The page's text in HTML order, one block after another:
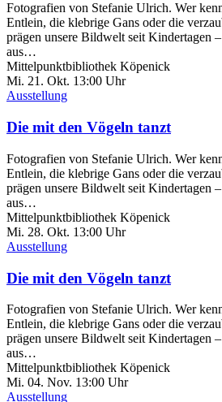
Fotografien von Stefanie Ulrich. Wer
Entlein, die klebrige Gans oder die
prägen unsere Bildwelt seit Kindertagen
aus…
Mittelpunktbibliothek Köpenick
Mi. 21. Okt. 13:00 Uhr
Ausstellung
Die mit den Vögeln tanzt
Fotografien von Stefanie Ulrich. Wer
Entlein, die klebrige Gans oder die
prägen unsere Bildwelt seit Kindertagen
aus…
Mittelpunktbibliothek Köpenick
Mi. 28. Okt. 13:00 Uhr
Ausstellung
Die mit den Vögeln tanzt
Fotografien von Stefanie Ulrich. Wer
Entlein, die klebrige Gans oder die
prägen unsere Bildwelt seit Kindertagen
aus…
Mittelpunktbibliothek Köpenick
Mi. 04. Nov. 13:00 Uhr
Ausstellung